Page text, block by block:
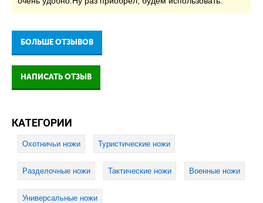
БОЛЬШЕ ОТЗЫВОВ
НАПИСАТЬ ОТЗЫВ
КАТЕГОРИИ
Охотничьи ножи Туристические ножи
Разделочные ножи Тактические ножи Военные ножи
Универсальные ножи